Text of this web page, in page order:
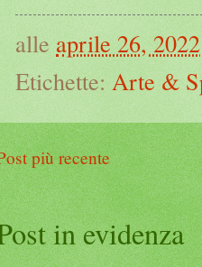
alle aprile 26, 2022
Etichette: Arte &
più recente
in evidenza